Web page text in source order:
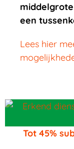
een
Lees hier
Tot 45%